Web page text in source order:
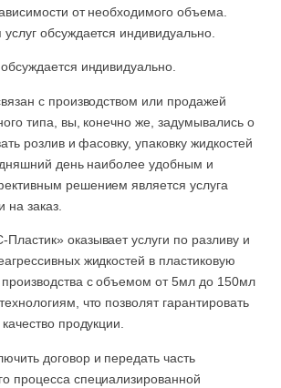
от необходимого объема.
обсуждается индивидуально.
индивидуально.
с производством или продажей
типа, вы, конечно же, задумывались о
розлив и фасовку, упаковку жидкостей
день наиболее удобным и
решением является услуга
на заказ.
оказывает услуги по разливу и
жидкостей в пластиковую
с объемом от 5мл до 150мл
что позволят гарантировать
продукции.
договор и передать часть
процесса специализированной